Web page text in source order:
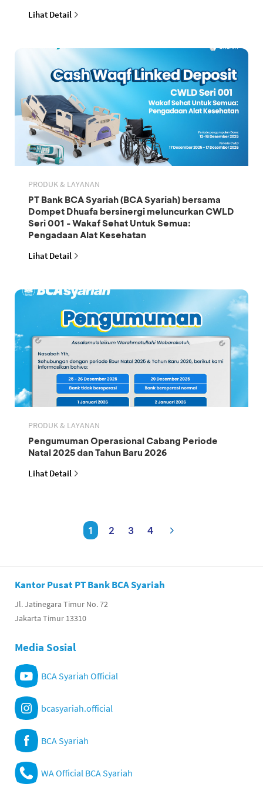
Lihat Detail
PRODUK & LAYANAN
PT Bank BCA Syariah (BCA Syariah) bersama
Dompet Dhuafa bersinergi meluncurkan CWLD
Seri 001 - Wakaf Sehat Untuk Semua:
Pengadaan Alat Kesehatan
Lihat Detail
PRODUK & LAYANAN
Pengumuman Operasional Cabang Periode
Natal 2025 dan Tahun Baru 2026
Lihat Detail
1 2 3 4
Kantor Pusat PT Bank BCA Syariah
Jl. Jatinegara Timur No. 72
Jakarta Timur 13310
Media Sosial
BCA Syariah Official
bcasyariah.official
BCA Syariah
WA Official BCA Syariah